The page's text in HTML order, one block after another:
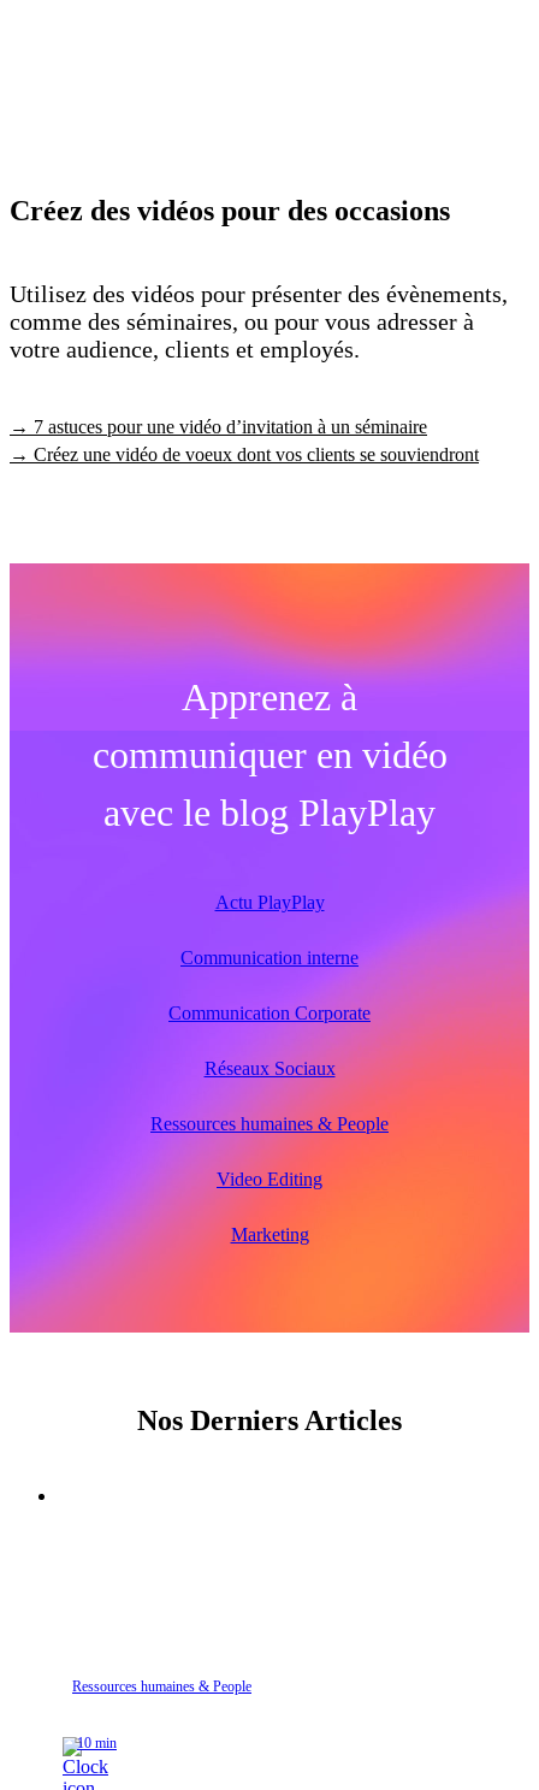
Créez des vidéos pour des occasions
Utilisez des vidéos pour présenter des évènements,
comme des séminaires, ou pour vous adresser à
votre audience, clients et employés.
→ 7 astuces pour une vidéo d’invitation à un séminaire
→ Créez une vidéo de voeux dont vos clients se souviendront
Apprenez à
communiquer en vidéo
avec le blog PlayPlay
Actu PlayPlay
Communication interne
Communication Corporate
Réseaux Sociaux
Ressources humaines & People
Video Editing
Marketing
Nos Derniers Articles
Ressources humaines & People
10 min